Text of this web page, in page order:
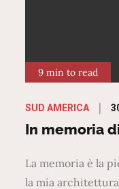
9 min to read
SUD AMERICA
In memoria
La memoria è la
la mia